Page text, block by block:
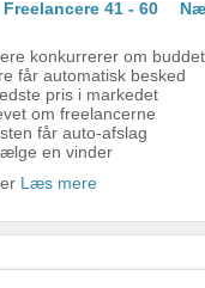
Freelancere 41 - 60
konkurrerer om buddet
får automatisk besked
pris i markedet
om freelancerne
får auto-afslag
en vinder
Læs mere